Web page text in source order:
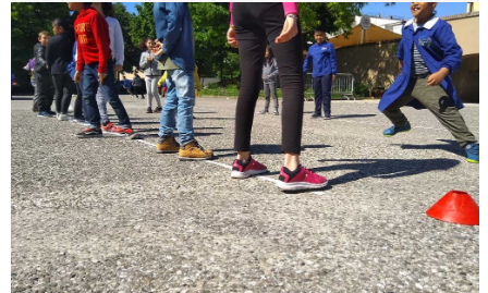
Ddl Lobby, Uisp: “Il Parlamento valorizzi le nostre specificità"